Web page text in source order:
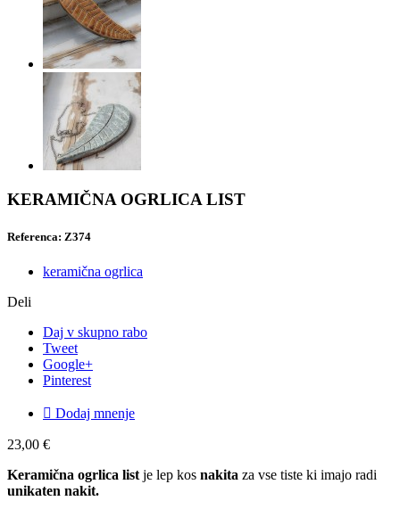
KERAMIČNA OGRLICA LIST
Referenca: Z374
keramična ogrlica
Deli
Daj v skupno rabo
Tweet
Google+
Pinterest
 Dodaj mnenje
23,00 €
Keramična ogrlica list je lep kos nakita za vse tiste ki imajo radi
unikaten nakit.